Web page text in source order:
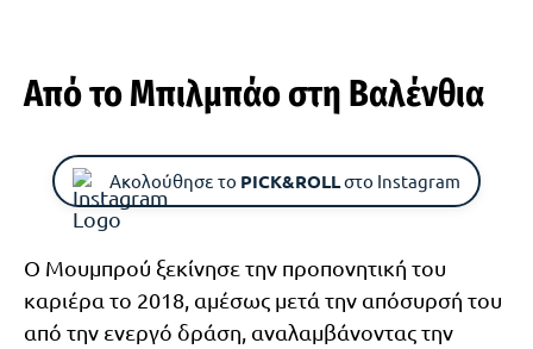
Από το Μπιλμπάο στη Βαλένθια
Ακολούθησε το PICK&ROLLστο Instagram
Ο Μουμπρού ξεκίνησε την προπονητική του
καριέρα το 2018, αμέσως μετά την απόσυρσή του
από την ενεργό δράση, αναλαμβάνοντας την